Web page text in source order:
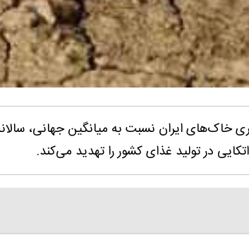
در تولید غذای کشور را تهدید می‌کند.